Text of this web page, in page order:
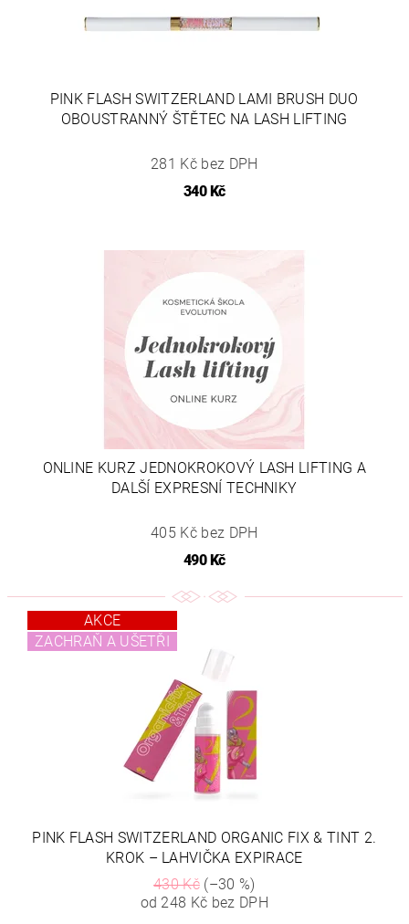
PINK FLASH SWITZERLAND LAMI BRUSH DUO
OBOUSTRANNÝ ŠTĚTEC NA LASH LIFTING
281 Kč bez DPH
340 Kč
ONLINE KURZ JEDNOKROKOVÝ LASH LIFTING A
DALŠÍ EXPRESNÍ TECHNIKY
405 Kč bez DPH
490 Kč
AKCE
ZACHRAŇ A UŠETŘI
PINK FLASH SWITZERLAND ORGANIC FIX & TINT 2.
KROK – LAHVIČKA EXPIRACE
430 Kč(–30 %)
od 248 Kč bez DPH